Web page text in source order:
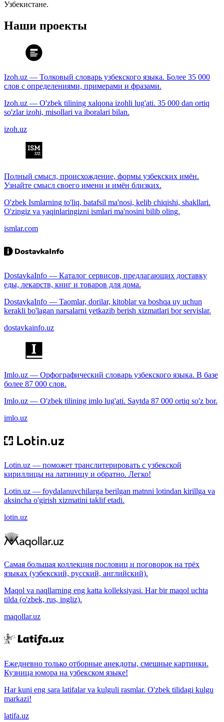
Узбекистане.
Наши проекты
Izoh.uz — Толковый словарь узбекского языка. Более 35 000
слов с определениями, примерами и фразами.
Izoh.uz — O'zbek tilining xalqona izohli lug'ati. 35 000 dan ortiq
so'zlar izohi, misollari va iboralari bilan.
izoh.uz
Полный смысл, происхождение, формы узбекских имён.
Узнайте смысл своего имени и имён близких.
O'zbek Ismlarning to'liq, batafsil ma'nosi, kelib chiqishi, shakllari.
O'zingiz va yaqinlaringizni ismlari ma'nosini bilib oling.
ismlar.com
DostavkaInfo — Каталог сервисов, предлагающих доставку
еды, лекарств, книг и товаров для дома.
DostavkaInfo — Taomlar, dorilar, kitoblar va boshqa uy uchun
kerakli bo'lagan narsalarni yetkazib berish xizmatlari bor servislar.
dostavkainfo.uz
Imlo.uz — Орфографический словарь узбекского языка. В базе
более 87 000 слов.
Imlo.uz — O'zbek tilining imlo lug'ati. Saytda 87 000 ortiq so'z bor.
imlo.uz
Lotin.uz — поможет транслитерировать с узбекской
кириллицы на латиницу и обратно. Легко!
Lotin.uz — foydalanuvchilarga berilgan matnni lotindan kirillga va
aksincha o'girish xizmatini taklif etadi.
lotin.uz
Самая большая коллекция пословиц и поговорок на трёх
языках (узбекский, русский, английский).
Maqol va naqllarning eng katta kolleksiyasi. Har bir maqol uchta
tilda (o'zbek, rus, ingliz).
maqollar.uz
Ежедневно только отборные анекдоты, смешные картинки.
Кузница юмора на узбекском языке!
Har kuni eng sara latifalar va kulguli rasmlar. O'zbek tilidagi kulgu
markazi!
latifa.uz